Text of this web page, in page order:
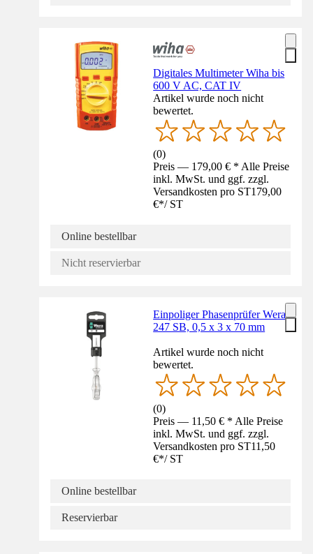
Digitales Multimeter Wiha bis
600 V AC, CAT IV
Artikel wurde noch nicht
bewertet.
(0)
Preis — 179,00 € * Alle Preise
inkl. MwSt. und ggf. zzgl.
Versandkosten pro ST179,00
€*/ ST
Online bestellbar
Nicht reservierbar
Einpoliger Phasenprüfer Wera
247 SB, 0,5 x 3 x 70 mm
Artikel wurde noch nicht
bewertet.
(0)
Preis — 11,50 € * Alle Preise
inkl. MwSt. und ggf. zzgl.
Versandkosten pro ST11,50
€*/ ST
Online bestellbar
Reservierbar